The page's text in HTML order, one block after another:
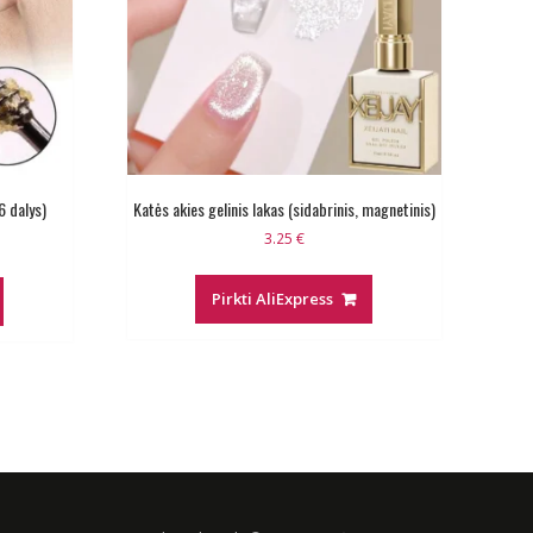
dalys) Katės akies gelinis lakas (sidabrinis, magnetinis)
3.25 €
Pirkti AliExpress